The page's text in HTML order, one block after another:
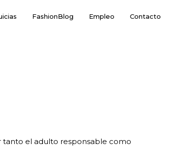
FashionBlog Empleo Contacto
tanto el adulto responsable como